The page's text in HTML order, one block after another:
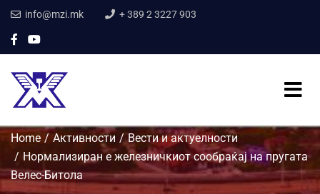
info@mzi.mk + 389 2 3227 903
Home Активности
Вести и актуелности
Нормализиран е железничкиот сообраќај на пругата
Велес-Битола